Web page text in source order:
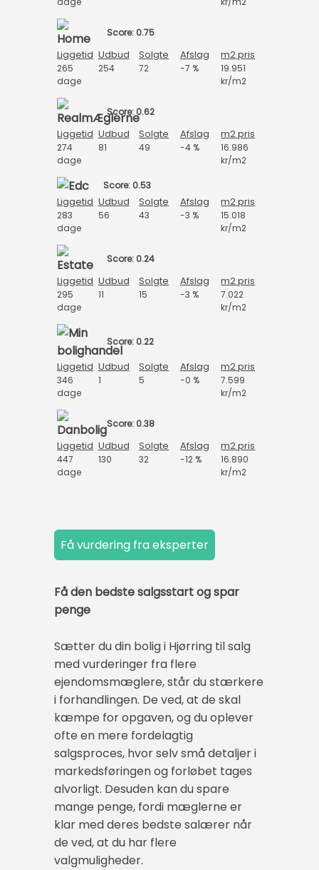
Score: 0.75
Liggetid Udbud Solgte Afslag m2 pris
265
dage
254 72 -7 %
19.951
kr/m2
Score: 0.62
Liggetid Udbud Solgte Afslag m2 pris
274
dage
81 49 -4 %
16.986
kr/m2
Score: 0.53
Liggetid Udbud Solgte Afslag m2 pris
283
dage
56 43 -3 %
15.018
kr/m2
Score: 0.24
Liggetid Udbud Solgte Afslag m2 pris
295
dage
11 15 -3 %
7.022
kr/m2
Score: 0.22
Liggetid Udbud Solgte Afslag m2 pris
346
dage
1 5 -0 %
7.599
kr/m2
Score: 0.38
Liggetid Udbud Solgte Afslag m2 pris
447
dage
130 32 -12 %
16.890
kr/m2
Få den bedste salgsstart og spar
penge
Sætter du din bolig i Hjørring til salg
med vurderinger fra flere
ejendomsmæglere, står du stærkere
i forhandlingen. De ved, at de skal
kæmpe for opgaven, og du oplever
ofte en mere fordelagtig
salgsproces, hvor selv små detaljer i
markedsføringen og forløbet tages
alvorligt. Desuden kan du spare
mange penge, fordi mæglerne er
klar med deres bedste salærer når
de ved, at du har flere
valgmuligheder.